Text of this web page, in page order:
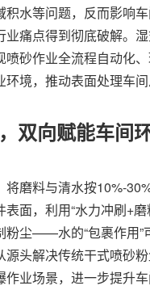
水等问题，反而影响车
痛点得到彻底破解。
砂作业全流程自动化
，推动表面处理车间
双向赋能车间
磨料与清水按10%-
面，利用“水力冲刷+
尘——水的“包裹作用
头解决传统干式喷砂
业场景，进一步提升车